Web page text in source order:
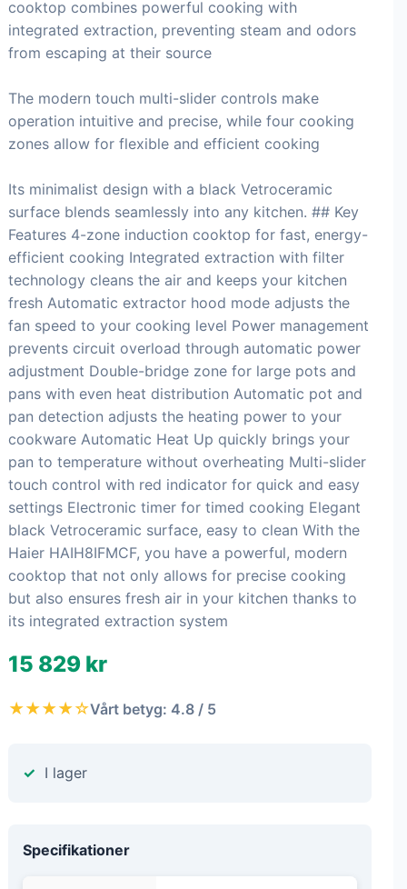
cooktop combines powerful cooking with
integrated extraction, preventing steam and odors
from escaping at their source
The modern touch multi-slider controls make
operation intuitive and precise, while four cooking
zones allow for flexible and efficient cooking
Its minimalist design with a black Vetroceramic
surface blends seamlessly into any kitchen. ## Key
Features 4-zone induction cooktop for fast, energy-
efficient cooking Integrated extraction with filter
technology cleans the air and keeps your kitchen
fresh Automatic extractor hood mode adjusts the
fan speed to your cooking level Power management
prevents circuit overload through automatic power
adjustment Double-bridge zone for large pots and
pans with even heat distribution Automatic pot and
pan detection adjusts the heating power to your
cookware Automatic Heat Up quickly brings your
pan to temperature without overheating Multi-slider
touch control with red indicator for quick and easy
settings Electronic timer for timed cooking Elegant
black Vetroceramic surface, easy to clean With the
Haier HAIH8IFMCF, you have a powerful, modern
cooktop that not only allows for precise cooking
but also ensures fresh air in your kitchen thanks to
its integrated extraction system
15 829 kr
★★★★☆Vårt betyg: 4.8 / 5
I lager
Specifikationer